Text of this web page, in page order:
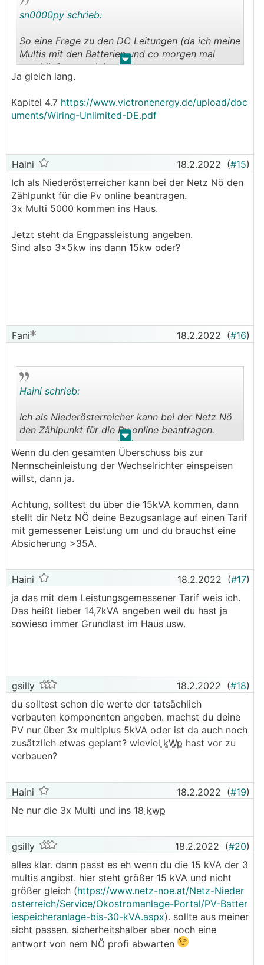
. .
sn0000py schrieb:
So eine Frage zu den DC Leitungen (da ich meine
Multis mit den Batterien und co morgen mal
anschließen werde)
Bei den Batterien heißt es ja jede Batterie soll
(also zur Sammelschiene).
Wie sieht es da bei den Multiplus II aus?
Ja gleich lang.
Kapitel 4.7 https://www.victronenergy.de/upload/doc
uments/Wiring-Unlimited-DE.pdf
Haini 18.2.2022 (#15)
Ich als Niederösterreicher kann bei der Netz Nö den
Zählpunkt für die Pv online beantragen.
3x Multi 5000 kommen ins Haus.
Jetzt steht da Engpassleistung angeben.
Sind also 3x5kw ins dann 15kw oder?
Fani 18.2.2022 (#16)
. .
Haini schrieb:
Ich als Niederösterreicher kann bei der Netz Nö
den Zählpunkt für die Pv online beantragen.
3x Multi 5000 kommen ins Haus.
Jetzt steht da Engpassleistung angeben.
Sind also 3x5kw ins dann 15kw oder?
Wenn du den gesamten Überschuss bis zur
Nennscheinleistung der Wechselrichter einspeisen
willst, dann ja.
Achtung, solltest du über die 15kVA kommen, dann
stellt dir Netz NÖ deine Bezugsanlage auf einen Tarif
mit gemessener Leistung um und du brauchst eine
Absicherung >35A.
Haini 18.2.2022 (#17)
ja das mit dem Leistungsgemessener Tarif weis ich.
Das heißt lieber 14,7kVA angeben weil du hast ja
sowieso immer Grundlast im Haus usw.
gsilly 18.2.2022 (#18)
du solltest schon die werte der tatsächlich
verbauten komponenten angeben. machst du deine
PV nur über 3x multiplus 5kVA oder ist da auch noch
zusätzlich etwas geplant? wieviel kWp hast vor zu
verbauen?
Haini 18.2.2022 (#19)
Ne nur die 3x Multi und ins 18 kwp
gsilly 18.2.2022 (#20)
alles klar. dann passt es eh wenn du die 15 kVA der 3
multis angibst. hier steht größer 15 kVA und nicht
größer gleich (https://www.netz-noe.at/Netz-Nieder
osterreich/Service/Okostromanlage-Portal/PV-Batter
iespeicheranlage-bis-30-kVA.aspx). sollte aus meiner
sicht passen. sicherheitshalber aber noch eine
antwort von nem NÖ profi abwarten